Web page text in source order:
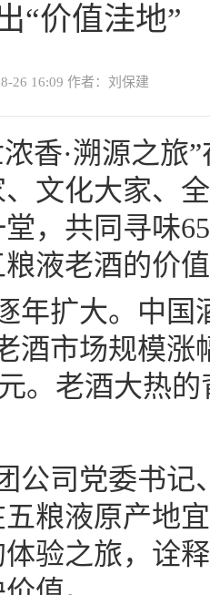
“价值洼地”
26 16:09 作者：刘保建
香·溯源之旅
文化大家、
，共同寻味
液老酒的价
年扩大。中国
酒市场规模涨
。老酒大热
公司党委书记
粮液原产地
验之旅，诠